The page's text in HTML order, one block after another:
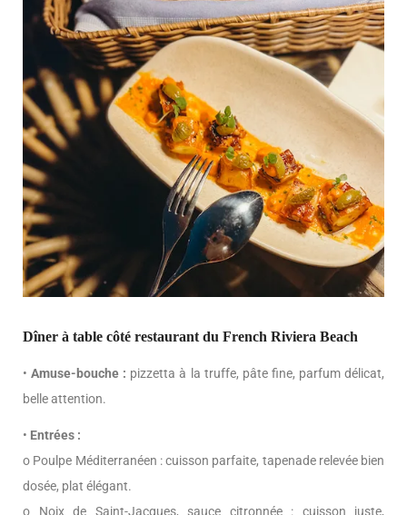
Dîner à table côté restaurant du French Riviera Beach
•Amuse-bouche : pizzetta à la truffe, pâte fine, parfum délicat,
belle attention.
• Entrées :
o Poulpe Méditerranéen : cuisson parfaite, tapenade relevée bien
dosée, plat élégant.
o Noix de Saint-Jacques, sauce citronnée : cuisson juste,